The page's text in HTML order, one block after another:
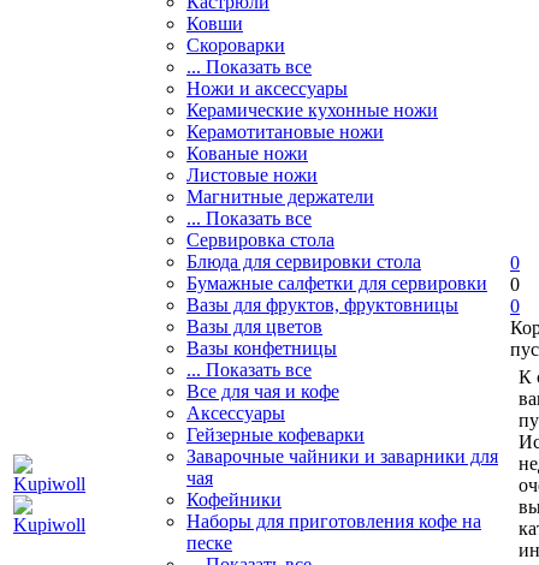
Ковши
Скороварки
... Показать все
Ножи и аксессуары
Керамические кухонные ножи
Керамотитановые ножи
Кованые ножи
Листовые ножи
Магнитные держатели
... Показать все
Сервировка стола
Блюда для сервировки стола
Бумажные салфетки для сервировки
Вазы для фруктов, фруктовницы
Вазы для цветов
Вазы конфетницы
... Показать все
Все для чая и кофе
Аксессуары
Гейзерные кофеварки
Заварочные чайники и заварники для
чая
Кофейники
Наборы для приготовления кофе на
песке
0
0
0
К